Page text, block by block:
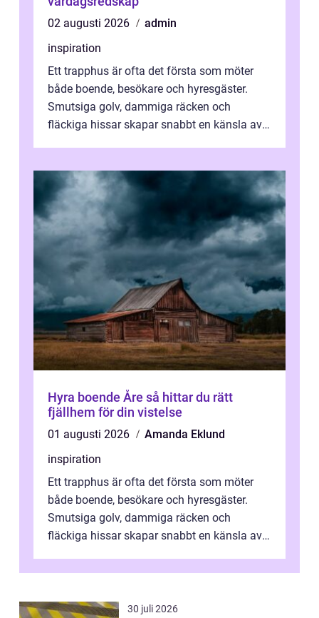
02 augusti 2026
admin
inspiration
Ett trapphus är ofta det första som möter
både boende, besökare och hyresgäster.
Smutsiga golv, dammiga räcken och
fläckiga hissar skapar snabbt en känsla av
Hyra boende Åre så hittar du rätt
fjällhem för din vistelse
01 augusti 2026
Amanda Eklund
inspiration
Ett trapphus är ofta det första som möter
både boende, besökare och hyresgäster.
Smutsiga golv, dammiga räcken och
fläckiga hissar skapar snabbt en känsla av
omtan...
30 juli 2026